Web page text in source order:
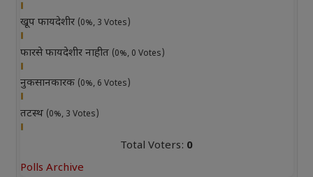
खूप फायदेशीर (0%, 3 Votes)
फारसे फायदेशीर नाहीत (0%, 0 Votes)
नुकसानकारक (0%, 6 Votes)
तटस्थ (0%, 3 Votes)
Total Voters: 0
Polls Archive